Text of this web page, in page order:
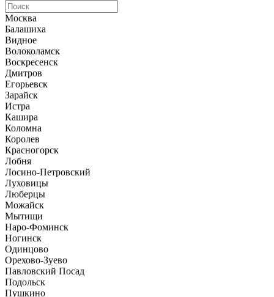
Москва
Балашиха
Видное
Волоколамск
Воскресенск
Дмитров
Егорьевск
Зарайск
Истра
Кашира
Коломна
Королев
Красногорск
Лобня
Лосино-Петровский
Луховицы
Люберцы
Можайск
Мытищи
Наро-Фоминск
Ногинск
Одинцово
Орехово-Зуево
Павловский Посад
Подольск
Пушкино